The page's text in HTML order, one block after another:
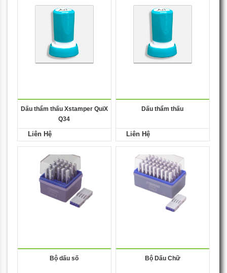
Dấu thẩm thấu Xstamper QuiX
Q34
Liên Hệ
Dấu thẩm thấu
Liên Hệ
Bộ dấu số Bộ Dấu Chữ